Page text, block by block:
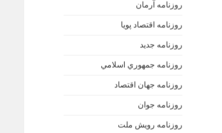
روزنامه آرمان
روزنامه اقتصاد پویا
روزنامه جدید
روزنامه جمهوري اسلامي
روزنامه جهان اقتصاد
روزنامه جوان
روزنامه رویش ملت